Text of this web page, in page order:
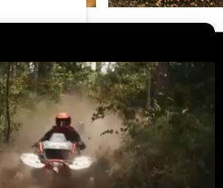
RECURSOS
Junte-se à rede de
revendedores da BRP
BRP Experiences